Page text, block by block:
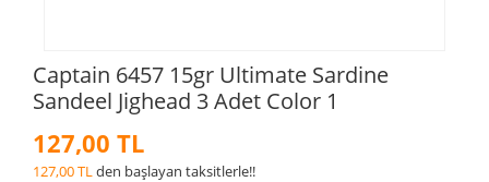
Captain 6457 15gr Ultimate Sardine
Sandeel Jighead 3 Adet Color 1
127,00 TL
127,00 TLden başlayan taksitlerle!!